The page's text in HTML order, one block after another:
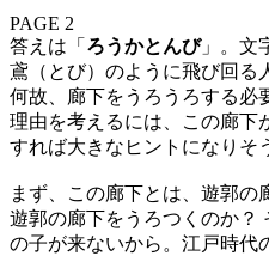
PAGE 2
答えは「 ろうかとんび」。文
鳶（とび）のように飛び回る
何故、廊下をうろうろする必
理由を考えるには、この廊下
すれば大きなヒントになりそ
まず、この廊下とは、遊郭
遊郭の廊下をうろつくのか？
の子が来ないから。江戸時代